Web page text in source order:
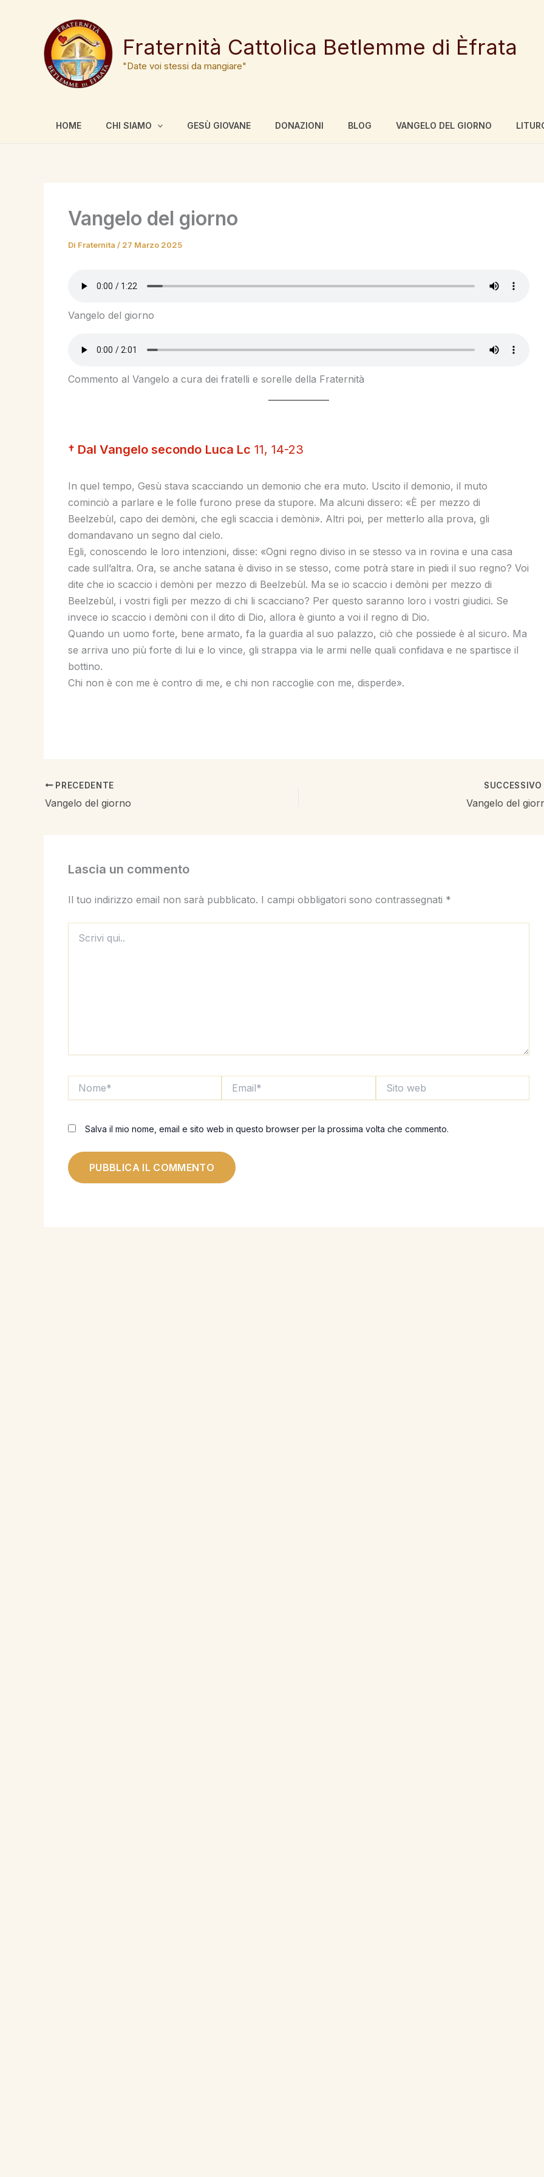
contenuto
Fraternità Cattolica Betlemme di Èfrata
"Date voi stessi da mangiare"
HOME CHI SIAMO GESÙ GIOVANE DONAZIONI BLOG VANGELO DEL GIORNO
Vangelo del giorno
Di Fraternita / 27 Marzo 2025
Vangelo del giorno
Commento al Vangelo a cura dei fratelli e sorelle della Fraternità
† Dal Vangelo secondo Luca Lc 11, 14-23
In quel tempo, Gesù stava scacciando un demonio che era muto. Uscito il demonio, il muto
cominciò a parlare e le folle furono prese da stupore. Ma alcuni dissero: «È per mezzo di
Beelzebùl, capo dei demòni, che egli scaccia i demòni». Altri poi, per metterlo alla prova, gli
domandavano un segno dal cielo.
Egli, conoscendo le loro intenzioni, disse: «Ogni regno diviso in se stesso va in rovina e una casa
cade sull’altra. Ora, se anche satana è diviso in se stesso, come potrà stare in piedi il suo regno? Voi
dite che io scaccio i demòni per mezzo di Beelzebùl. Ma se io scaccio i demòni per mezzo di
Beelzebùl, i vostri figli per mezzo di chi li scacciano? Per questo saranno loro i vostri giudici. Se
invece io scaccio i demòni con il dito di Dio, allora è giunto a voi il regno di Dio.
Quando un uomo forte, bene armato, fa la guardia al suo palazzo, ciò che possiede è al sicuro. Ma
se arriva uno più forte di lui e lo vince, gli strappa via le armi nelle quali confidava e ne spartisce il
bottino.
Chi non è con me è contro di me, e chi non raccoglie con me, disperde».
PRECEDENTE
Vangelo del giorno
SUCCESSIVO
Vangelo del
Lascia un commento
Il tuo indirizzo email non sarà pubblicato. I campi obbligatori sono contrassegnati *
qui..
web
Salva il mio nome, email e sito web in questo browser per la prossima volta che commento.